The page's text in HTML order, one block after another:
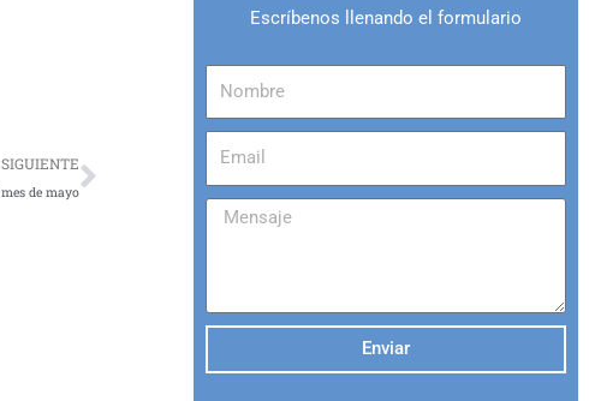
SIGUIENTE
de mayo
Siguiente
Escríbenos llenando el formulario
Enviar